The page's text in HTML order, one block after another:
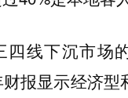
四线下沉市场
报显示经济型